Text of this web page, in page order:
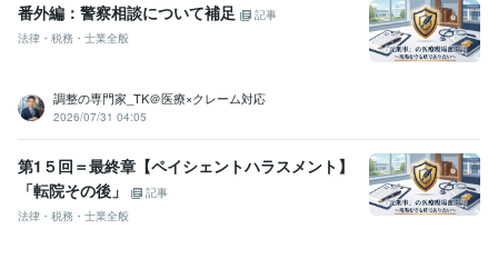
番外編：警察相談について補足
記事
法律・税務・士業全般
調整の専門家_TK＠医療×クレーム対応
2026/07/31 04:05
第1５回＝最終章【ペイシェントハラスメント】
「転院その後」
記事
法律・税務・士業全般